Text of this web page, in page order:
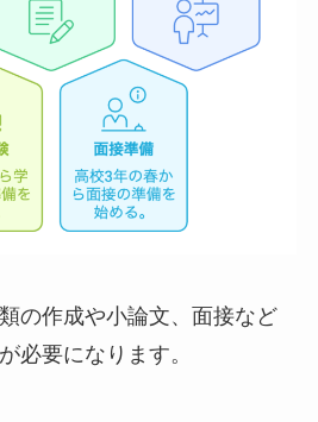
の作成や小論文、面接など
必要になります。